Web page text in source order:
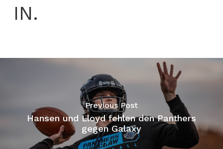
IN.
Previous Post
Hansen und Lloyd fehlen den Panthers
gegen Galaxy